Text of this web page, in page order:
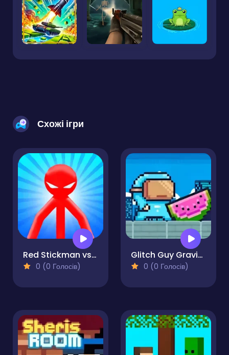
Схожі ігри
Red Stickman vs Monster School
0 (0 Голосів)
Glitch Guy Gravity Run
0 (0 Голосів)